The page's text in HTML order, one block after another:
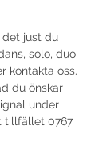
det just du
solo, duo
kontakta oss.
du önskar
under
tillfället 0767